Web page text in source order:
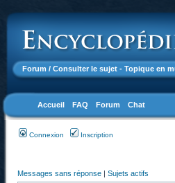
Forum / Consulter le sujet - Topique en
Accueil FAQ Forum Chat
Connexion Inscription
Messages sans réponse | Sujets actifs